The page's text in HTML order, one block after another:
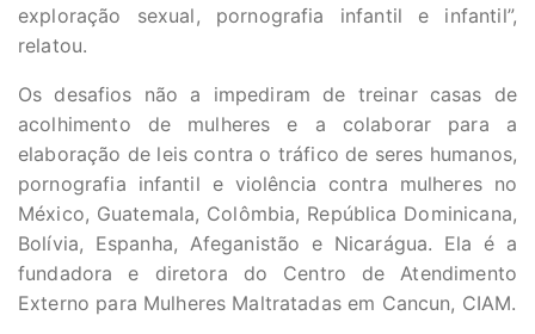
exploração sexual, pornografia infantil e infantil”,
relatou.
Os desafios não a impediram de treinar casas de
acolhimento de mulheres e a colaborar para a
elaboração de leis contra o tráfico de seres humanos,
pornografia infantil e violência contra mulheres no
México, Guatemala, Colômbia, República Dominicana,
Bolívia, Espanha, Afeganistão e Nicarágua. Ela é a
fundadora e diretora do Centro de Atendimento
Externo para Mulheres Maltratadas em Cancun, CIAM.